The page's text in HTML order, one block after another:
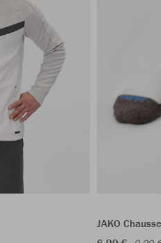
JAKO